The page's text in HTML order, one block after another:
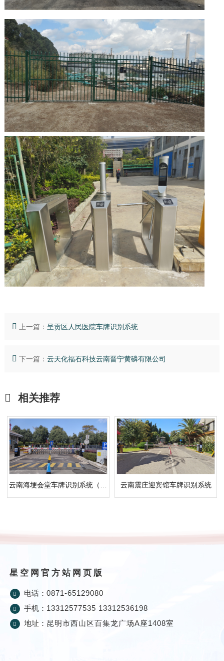
上一篇： 呈贡区人民医院车牌识别系统
下一篇： 云天化福石科技云南晋宁黄磷有限公司
相关推荐
云南震庄迎宾馆车牌识别系统
星空网官方站网页版
电话： 0871-65129080
手机： 13312577535 13312536198
地址： 昆明市西山区百集龙广场A座1408室